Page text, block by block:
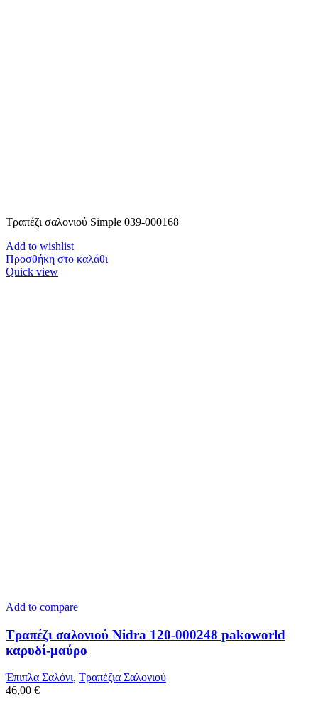
Τραπέζι σαλονιού Simple 039-000168
Add to wishlist
Προσθήκη στο καλάθι
Quick view
Add to compare
Τραπέζι σαλονιού Nidra 120-000248 pakoworld
καρυδί-μαύρο
Έπιπλα Σαλόνι, Τραπέζια Σαλονιού
46,00 €